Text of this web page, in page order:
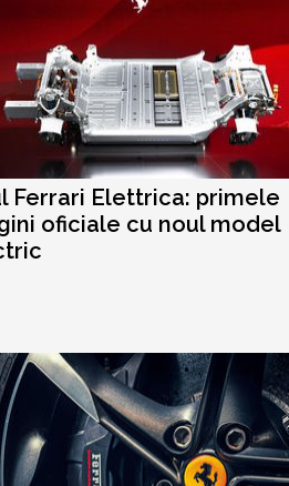
Ferrari Elettrica: primele
oficiale cu noul model